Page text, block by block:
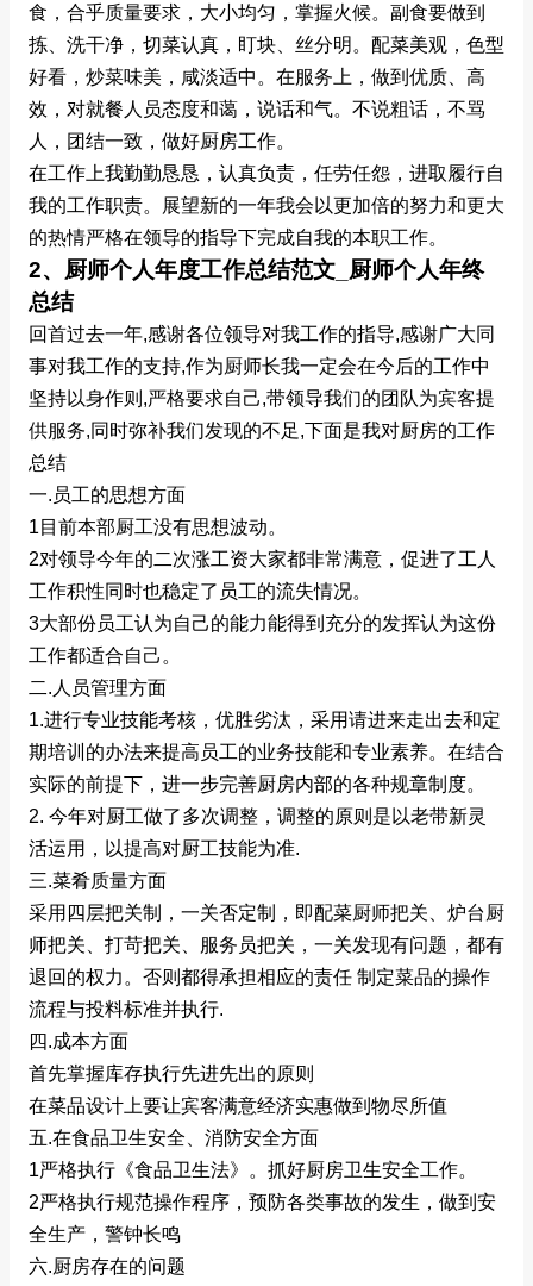
食，合乎质量要求，大小均匀，掌握火候。副食要做到
拣、洗干净，切菜认真，盯块、丝分明。配菜美观，色型
好看，炒菜味美，咸淡适中。在服务上，做到优质、高
效，对就餐人员态度和蔼，说话和气。不说粗话，不骂
人，团结一致，做好厨房工作。
在工作上我勤勤恳恳，认真负责，任劳任怨，进取履行自
我的工作职责。展望新的一年我会以更加倍的努力和更大
的热情严格在领导的指导下完成自我的本职工作。
2、厨师个人年度工作总结范文_厨师个人年终
总结
回首过去一年,感谢各位领导对我工作的指导,感谢广大同
事对我工作的支持,作为厨师长我一定会在今后的工作中
坚持以身作则,严格要求自己,带领导我们的团队为宾客提
供服务,同时弥补我们发现的不足,下面是我对厨房的工作
总结
一.员工的思想方面
1目前本部厨工没有思想波动。
2对领导今年的二次涨工资大家都非常满意，促进了工人
工作积性同时也稳定了员工的流失情况。
3大部份员工认为自己的能力能得到充分的发挥认为这份
工作都适合自己。
二.人员管理方面
1.进行专业技能考核，优胜劣汰，采用请进来走出去和定
期培训的办法来提高员工的业务技能和专业素养。在结合
实际的前提下，进一步完善厨房内部的各种规章制度。
2. 今年对厨工做了多次调整，调整的原则是以老带新灵
活运用，以提高对厨工技能为准.
三.菜肴质量方面
采用四层把关制，一关否定制，即配菜厨师把关、炉台厨
师把关、打苛把关、服务员把关，一关发现有问题，都有
退回的权力。否则都得承担相应的责任 制定菜品的操作
流程与投料标准并执行.
四.成本方面
首先掌握库存执行先进先出的原则
在菜品设计上要让宾客满意经济实惠做到物尽所值
五.在食品卫生安全、消防安全方面
1严格执行《食品卫生法》。抓好厨房卫生安全工作。
2严格执行规范操作程序，预防各类事故的发生，做到安
全生产，警钟长鸣
六.厨房存在的问题